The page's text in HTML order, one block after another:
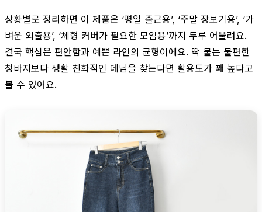
상황별로 정리하면 이 제품은 ‘평일 출근용’, ‘주말 장보기용’, ‘가
벼운 외출용’, ‘체형 커버가 필요한 모임용’까지 두루 어울려요.
결국 핵심은 편안함과 예쁜 라인의 균형이에요. 딱 붙는 불편한
청바지보다 생활 친화적인 데님을 찾는다면 활용도가 꽤 높다고
볼 수 있어요.